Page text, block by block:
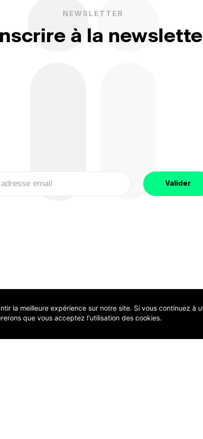
NEWSLETTER
à la
la meilleure expérience sur notre site. Si vous continuez à
que vous acceptez l'utilisation des cookies.